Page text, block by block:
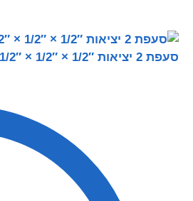
סעפת 2 יציאות 1/2″ × 1/2″ × 1/2″